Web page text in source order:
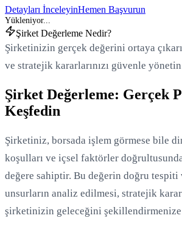
Detayları İnceleyinHemen Başvurun
Yükleniyor...
Şirket Değerleme Nedir?
Şirketinizin gerçek değerini ortaya
ve stratejik kararlarınızı güvenle
Şirket Değerleme: Gerçek
Keşfedin
Şirketiniz, borsada işlem görmese bile
koşulları ve içsel faktörler
değere sahiptir. Bu değerin doğru
unsurların analiz edilmesi, stratejik
şirketinizin geleceğini şekillendirmenize